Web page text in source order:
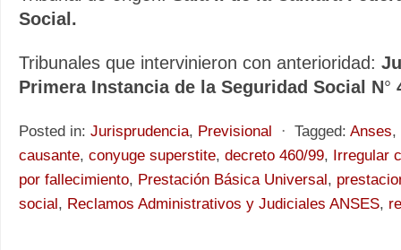
Social.
Tribunales que intervinieron con anterioridad:
Primera Instancia de la Seguridad Social N°
Posted in: Jurisprudencia, Previsional ⋅ Tagged: Anses,
causante, conyuge superstite, decreto 460/99, Irregular
por fallecimiento, Prestación Básica Universal,
social, Reclamos Administrativos y Judiciales ANSES,